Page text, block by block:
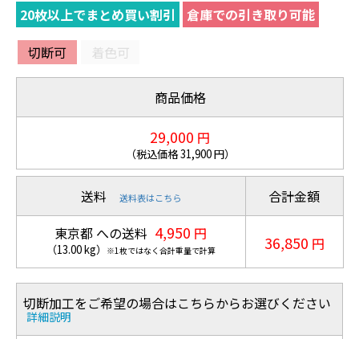
20枚以上でまとめ買い割引
倉庫での引き取り可能
切断可
着色可
商品価格
29,000 円
（税込価格31,900円）
送料 送料表はこちら
東京都 への送料 4,950 円
（13.00kg） ※1枚ではなく合計重量で計算
合計金額
36,850 円
切断加工をご希望の場合はこちらからお選びください
詳細説明